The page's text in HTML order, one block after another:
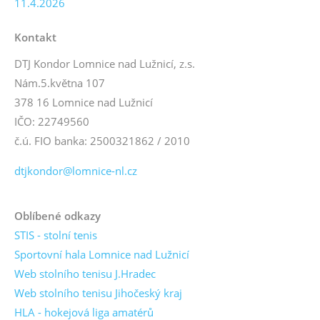
11.4.2026
Kontakt
DTJ Kondor Lomnice nad Lužnicí, z.s.
Nám.5.května 107
378 16 Lomnice nad Lužnicí
IČO: 22749560
č.ú. FIO banka: 2500321862 / 2010
dtjkondor@lomnice-nl.cz
Oblíbené odkazy
STIS - stolní tenis
Sportovní hala Lomnice nad Lužnicí
Web stolního tenisu J.Hradec
Web stolního tenisu Jihočeský kraj
HLA - hokejová liga amatérů